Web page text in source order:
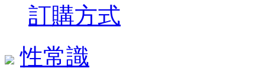
訂購方式
性常識